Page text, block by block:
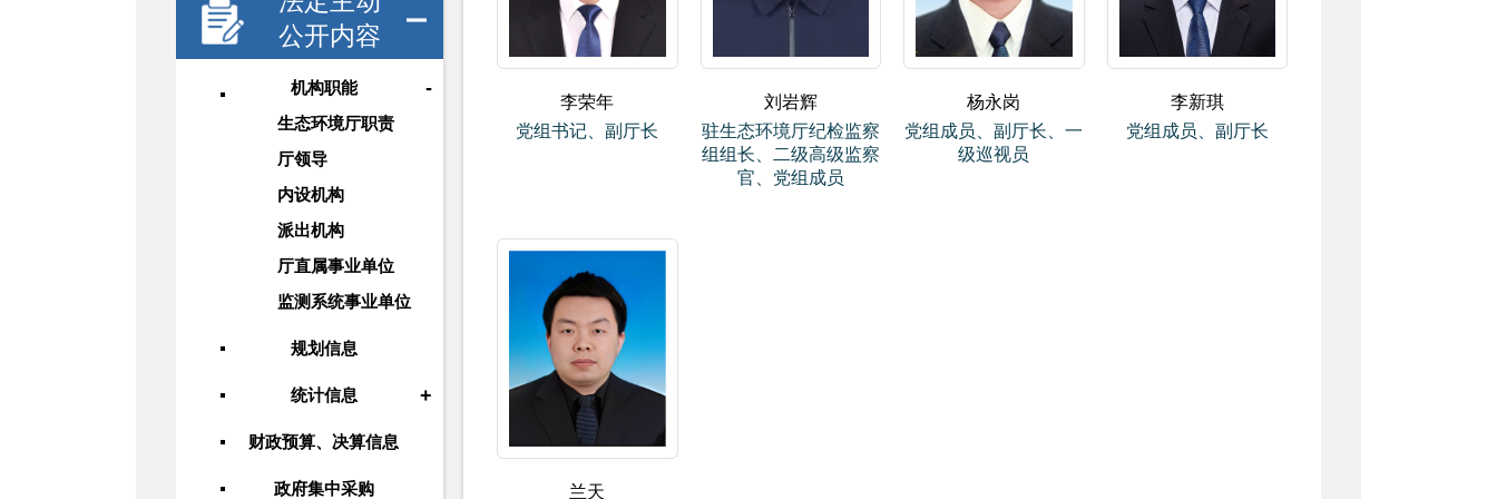
公开内容
机构职能 -
生态环境厅职责
厅领导
内设机构
派出机构
厅直属事业单位
监测系统事业单位
规划信息
统计信息 +
财政预算、决算信息
政府集中采购
李荣年
党组书记、副厅长
刘岩辉
驻生态环境厅纪检监察
组组长、二级高级监察
官、党组成员
杨永岗
党组成员、副厅长、一
级巡视员
李新琪
党组成员、副厅长
兰天